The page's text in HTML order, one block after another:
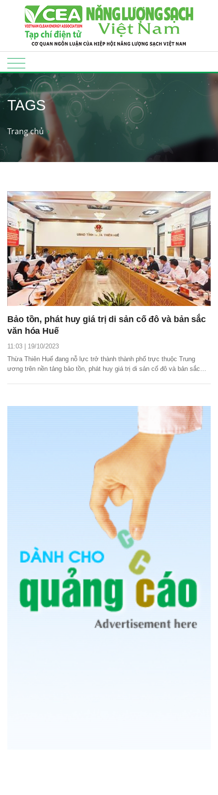
TAGS
Trang chủ
Bảo tồn, phát huy giá trị di sản cố đô và bản sắc
văn hóa Huế
11:03 | 19/10/2023
Thừa Thiên Huế đang nỗ lực trở thành thành phố trực thuộc Trung
ương trên nền tảng bảo tồn, phát huy giá trị di sản cố đô và bản sắc